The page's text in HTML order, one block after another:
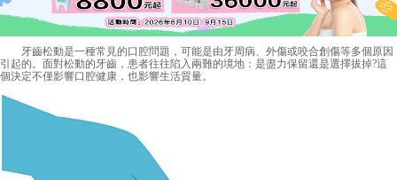
牙齒松動是一種常見的口腔問題，可能是由牙周病、外傷或咬合創傷等多個原因
引起的。面對松動的牙齒，患者往往陷入兩難的境地：是盡力保留還是選擇拔掉?這
個決定不僅影響口腔健康，也影響生活質量。